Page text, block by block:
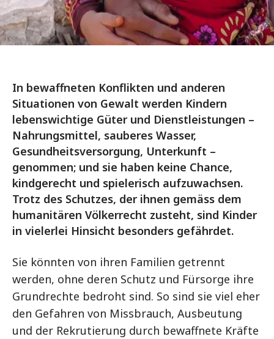
In bewaffneten Konflikten und anderen
Situationen von Gewalt werden Kindern
lebenswichtige Güter und Dienstleistungen –
Nahrungsmittel, sauberes Wasser,
Gesundheitsversorgung, Unterkunft –
genommen; und sie haben keine Chance,
kindgerecht und spielerisch aufzuwachsen.
Trotz des Schutzes, der ihnen gemäss dem
humanitären Völkerrecht zusteht, sind Kinder
in vielerlei Hinsicht besonders gefährdet.
Sie könnten von ihren Familien getrennt
werden, ohne deren Schutz und Fürsorge ihre
Grundrechte bedroht sind. So sind sie viel eher
den Gefahren von Missbrauch, Ausbeutung
und der Rekrutierung durch bewaffnete Kräfte